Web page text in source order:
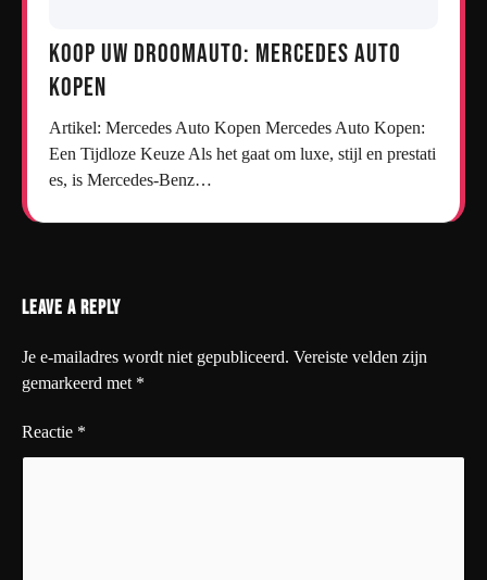
Koop uw droomauto: Mercedes auto
kopen
Artikel: Mercedes Auto Kopen Mercedes Auto Kopen:
Een Tijdloze Keuze Als het gaat om luxe, stijl en prestati
es, is Mercedes-Benz…
Leave a Reply
Je e-mailadres wordt niet gepubliceerd. Vereiste velden zijn
gemarkeerd met *
Reactie *